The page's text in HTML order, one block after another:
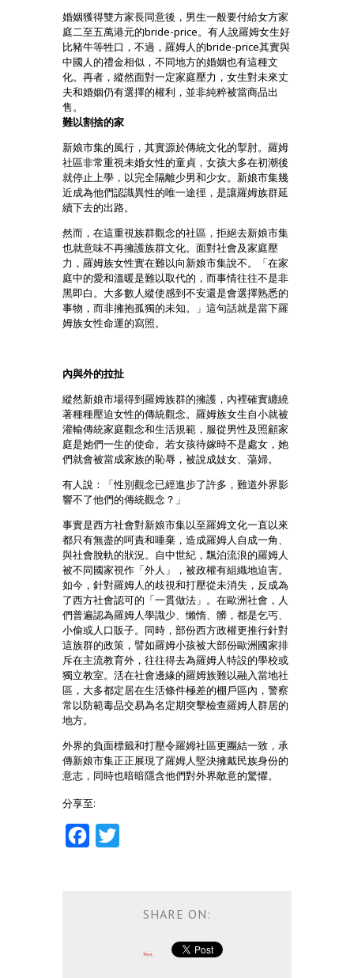
婚姻獲得雙方家長同意後，男生一般要付給女方家
庭二至五萬港元的bride-price。有人說羅姆女生好
比豬牛等牲口，不過，羅姆人的bride-price其實與
中國人的禮金相似，不同地方的婚姻也有這種文
化。再者，縱然面對一定家庭壓力，女生對未來丈
夫和婚姻仍有選擇的權利，並非純粹被當商品出
售。
難以割捨的家
新娘市集的風行，其實源於傳統文化的掣肘。羅姆
社區非常重視未婚女性的童貞，女孩大多在初潮後
就停止上學，以完全隔離少男和少女。新娘市集幾
近成為他們認識異性的唯一途徑，是讓羅姆族群延
續下去的出路。
然而，在這重視族群觀念的社區，拒絕去新娘市集
也就意味不再擁護族群文化。面對社會及家庭壓
力，羅姆族女性實在難以向新娘市集說不。「在家
庭中的愛和溫暖是難以取代的，而事情往往不是非
黑即白。大多數人縱使感到不安還是會選擇熟悉的
事物，而非擁抱孤獨的未知。」這句話就是當下羅
姆族女性命運的寫照。
內與外的拉扯
縱然新娘市場得到羅姆族群的擁護，內裡確實纏繞
著種種壓迫女性的傳統觀念。羅姆族女生自小就被
灌輸傳統家庭觀念和生活規範，服從男性及照顧家
庭是她們一生的使命。若女孩待嫁時不是處女，她
們就會被當成家族的恥辱，被說成妓女、蕩婦。
有人說：「性別觀念已經進步了許多，難道外界影
響不了他們的傳統觀念？」
事實是西方社會對新娘市集以至羅姆文化一直以來
都只有無盡的呵責和唾棄，造成羅姆人自成一角、
與社會脫軌的狀況。自中世紀，飄泊流浪的羅姆人
被不同國家視作「外人」，被政權有組織地迫害。
如今，針對羅姆人的歧視和打壓從未消失，反成為
了西方社會認可的「一貫做法」。在歐洲社會，人
們普遍認為羅姆人學識少、懶惰、髒，都是乞丐、
小偷或人口販子。同時，部份西方政權更推行針對
這族群的政策，譬如羅姆小孩被大部份歐洲國家排
斥在主流教育外，往往得去為羅姆人特設的學校或
獨立教室。活在社會邊緣的羅姆族難以融入當地社
區，大多都定居在生活條件極差的棚戶區內，警察
常以防範毒品交易為名定期突擊檢查羅姆人群居的
地方。
外界的負面標籤和打壓令羅姆社區更團結一致，承
傳新娘市集正正展現了羅姆人堅決擁戴民族身份的
意志，同時也暗暗隱含他們對外界敵意的驚懼。
分享至:
Facebook
SHARE ON: